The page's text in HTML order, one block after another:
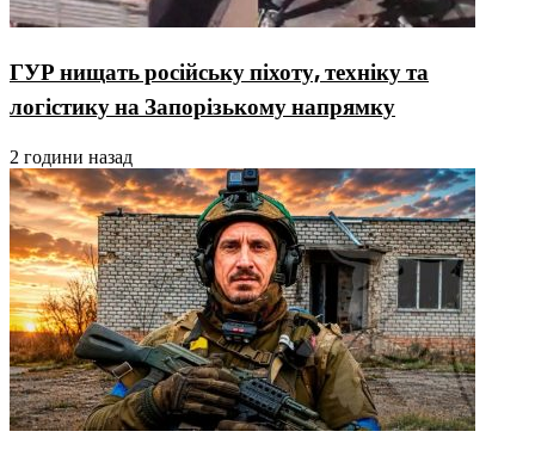
ГУР нищать російську піхоту, техніку та
логістику на Запорізькому напрямку
2 години назад